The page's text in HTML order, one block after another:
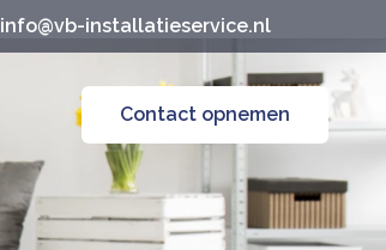
info@vb-installatieservice.nl
Contact opnemen